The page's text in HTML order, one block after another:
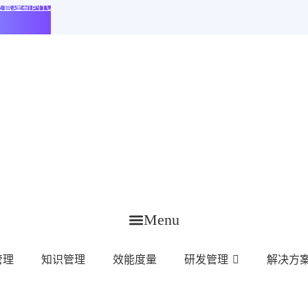
管理新时代
Menu
理 知识管理 效能度量 研发管理 解决方